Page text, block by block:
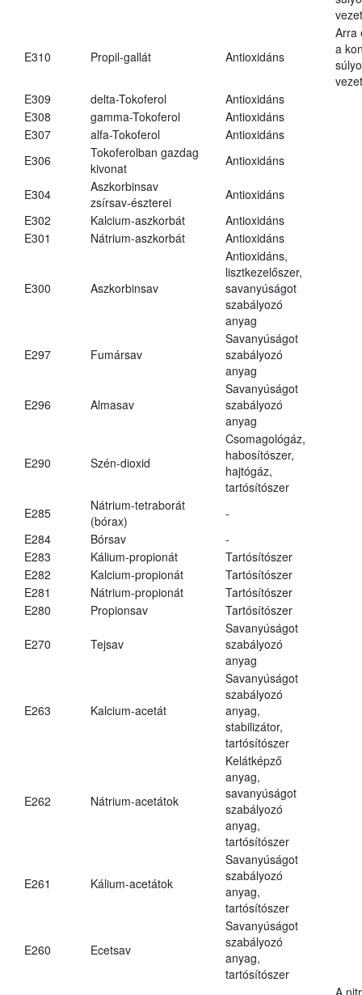
E310 Propil-gallát Antioxidáns
Arra
a
E309
delta-Tokoferol
Antioxidáns
E308
gamma-Tokoferol
Antioxidáns
E307
alfa-Tokoferol
Antioxidáns
E306
Tokoferolban gazdag
kivonat
Antioxidáns
E304
Aszkorbinsav
zsírsav-észterei
Antioxidáns
E302
Kalcium-aszkorbát
Antioxidáns
E301
Nátrium-aszkorbát Antioxidáns
E300 Aszkorbinsav
Antioxidáns,
lisztkezelőszer,
savanyúságot
szabályozó
anyag
E297 Fumársav
Savanyúságot
szabályozó
anyag
E296 Almasav
Savanyúságot
szabályozó
anyag
E290 Szén-dioxid
Csomagológáz,
habosítószer,
hajtógáz,
tartósítószer
E285
Nátrium-tetraborát
(bórax)
-
E284
Bórsav
-
E283
Kálium-propionát
Tartósítószer
E282
Kalcium-propionát
Tartósítószer
E281
Nátrium-propionát
Tartósítószer
E280
Propionsav Tartósítószer
E270 Tejsav
Savanyúságot
szabályozó
anyag
E263 Kalcium-acetát
Savanyúságot
szabályozó
anyag,
stabilizátor,
tartósítószer
E262 Nátrium-acetátok
Kelátképző
anyag,
savanyúságot
szabályozó
anyag,
tartósítószer
E261 Kálium-acetátok
Savanyúságot
szabályozó
anyag,
tartósítószer
E260 Ecetsav
Savanyúságot
szabályozó
anyag,
tartósítószer
A